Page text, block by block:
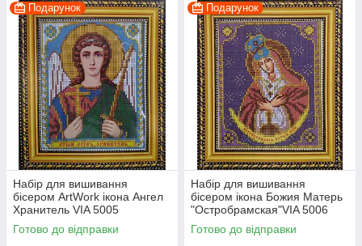
Подарунок
Набір для вишивання
бісером ArtWork ікона Ангел
Хранитель VIA 5005
Готово до відправки
Подарунок
Набір для вишивання
бісером ікона Божия Матерь
"Остробрамская"VIA 5006
Готово до відправки